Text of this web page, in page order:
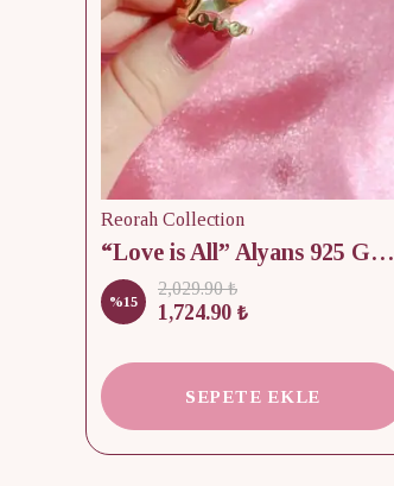
Reorah Collection
“Love is All” Alyans 925 Gümüş - Medium Beden
%15
2,029.90 ₺
1,724.90 ₺
SEPETE EKLE